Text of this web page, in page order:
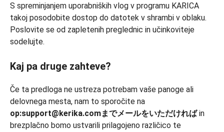
S spreminjanjem uporabniških vlog v programu KARICA
takoj posodobite dostop do datotek v shrambi v oblaku.
Poslovite se od zapletenih preglednic in učinkoviteje
sodelujte.
Kaj pa druge zahteve?
Če ta predloga ne ustreza potrebam vaše panoge ali
delovnega mesta, nam to sporočite na
op:support@kerika.comまでメールをいただければin
brezplačno bomo ustvarili prilagojeno različico te